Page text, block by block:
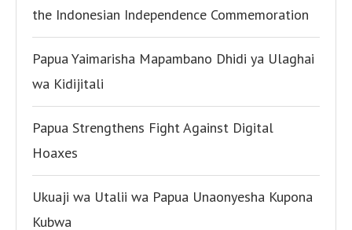
the Indonesian Independence Commemoration
Papua Yaimarisha Mapambano Dhidi ya Ulaghai
wa Kidijitali
Papua Strengthens Fight Against Digital
Hoaxes
Ukuaji wa Utalii wa Papua Unaonyesha Kupona
Kubwa